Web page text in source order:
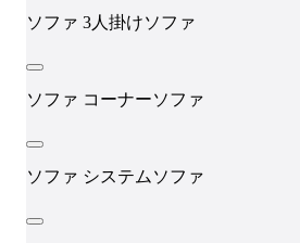
ソファ 3人掛けソファ
ソファ コーナーソファ
ソファ システムソファ